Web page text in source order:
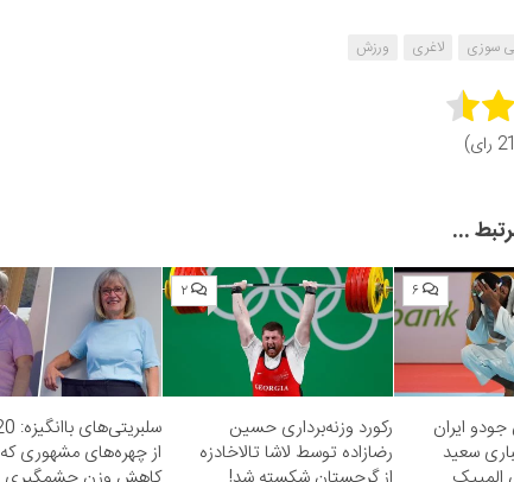
سوزی لاغری ورزش
...
۶
ایران
سعید
۲
رکورد وزنه‌برداری حسین
رضازاده توسط لاشا تالاخادزه
از چهره‌های مشهوری که